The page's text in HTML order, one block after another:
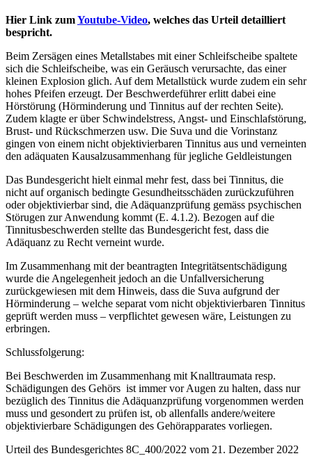
Hier Link zumYoutube-Video, welches das Urteil detailliert
bespricht.
Beim Zersägen eines Metallstabes mit einer Schleifscheibe spaltete
sich die Schleifscheibe, was ein Geräusch verursachte, das einer
kleinen Explosion glich. Auf dem Metallstück wurde zudem ein sehr
hohes Pfeifen erzeugt. Der Beschwerdeführer erlitt dabei eine
Hörstörung (Hörminderung und Tinnitus auf der rechten Seite).
Zudem klagte er über Schwindelstress, Angst- und Einschlafstörung,
Brust- und Rückschmerzen usw. Die Suva und die Vorinstanz
gingen von einem nicht objektivierbaren Tinnitus aus und verneinten
den adäquaten Kausalzusammenhang für jegliche Geldleistungen
Das Bundesgericht hielt einmal mehr fest, dass bei Tinnitus, die
nicht auf organisch bedingte Gesundheitsschäden zurückzuführen
oder objektivierbar sind, die Adäquanzprüfung gemäss psychischen
Störugen zur Anwendung kommt (E. 4.1.2). Bezogen auf die
Tinnitusbeschwerden stellte das Bundesgericht fest, dass die
Adäquanz zu Recht verneint wurde.
Im Zusammenhang mit der beantragten Integritätsentschädigung
wurde die Angelegenheit jedoch an die Unfallversicherung
zurückgewiesen mit dem Hinweis, dass die Suva aufgrund der
Hörminderung – welche separat vom nicht objektivierbaren Tinnitus
geprüft werden muss – verpflichtet gewesen wäre, Leistungen zu
erbringen.
Schlussfolgerung:
Bei Beschwerden im Zusammenhang mit Knalltraumata resp.
Schädigungen des Gehörs ist immer vor Augen zu halten, dass nur
bezüglich des Tinnitus die Adäquanzprüfung vorgenommen werden
muss und gesondert zu prüfen ist, ob allenfalls andere/weitere
objektivierbare Schädigungen des Gehörapparates vorliegen.
Urteil des Bundesgerichtes 8C_400/2022 vom 21. Dezember 2022